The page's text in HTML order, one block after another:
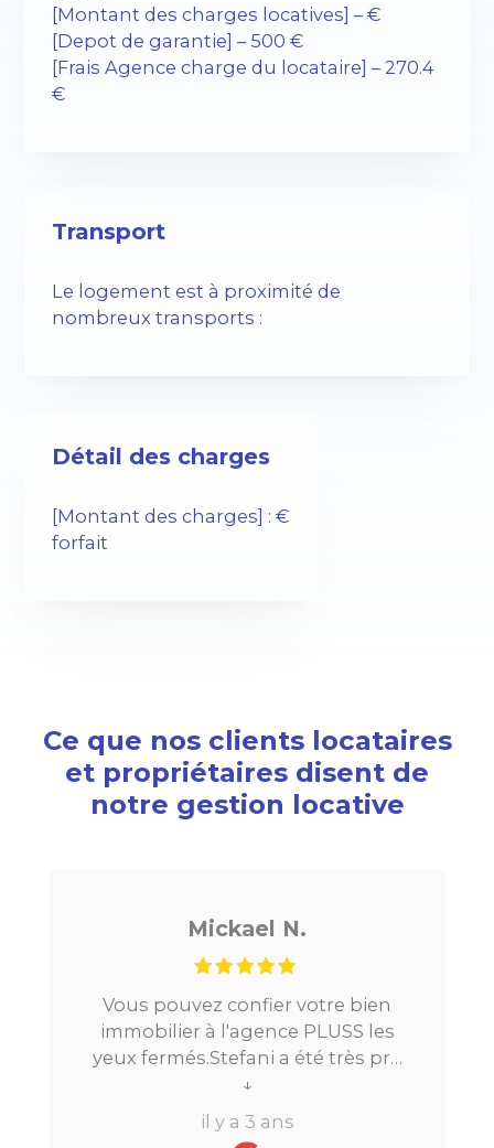
[Montant des charges locatives] – €
[Depot de garantie] – 500 €
[Frais Agence charge du locataire] – 270.4
€
Transport
Le logement est à proximité de
nombreux transports :
Détail des charges
[Montant des charges] : €
forfait
Ce que nos clients locataires
et propriétaires disent de
notre gestion locative
Mickael N.
Vous pouvez confier votre bien
immobilier à l'agence PLUSS les
yeux fermés.Stefani a été très pro
tout au long du processus.Très
réactive, elle a su répondre à
toutes mes questions en moins de
↓
il y a 3 ans